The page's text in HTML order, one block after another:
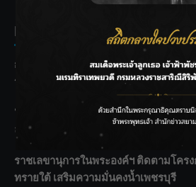
Recent Posts
กรมชลฯ รับฟังประชาชน ติดตามแก้ปัญห
ระบายน้ำศรีสองรักฯ
‘แมน การิน’ แชร์ความเชื่อชวนคิด! “อยา
ลาโลกนี้ ให้ใส่บาตรสิ่งนั้นไว้ตอนยังมีชีวิ
ราชเลขานุการในพระองค์ฯ ติดตามโคร
ทรายใต้ เสริมความมั่นคงน้ำเพชรบุรี